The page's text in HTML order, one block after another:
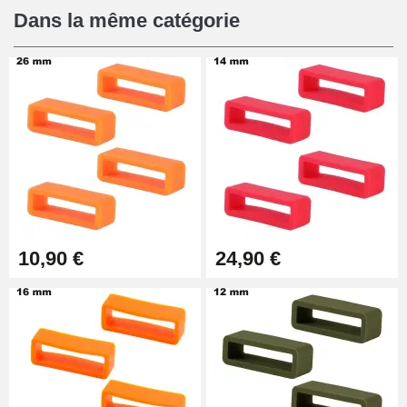
12,90 €
Pied à Coulisse Numérique
9,90 €
Pince à Poinçonner (pince trou)
57,42 €
Pince Trou pour Bracelet de
Kit Horlogerie Débutant
26,90 €
Dans la même catégorie
10,90 € 24,90 €